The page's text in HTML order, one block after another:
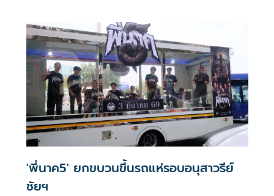
ชัย ศรีวิจิตร ชวนครอบครัวดาราสาวสุดฮอต อั้ม- พัชราภา ไชย
เชื้อ และคุณแม่สุภาพร ไชยเชื้อ รวมทั้งน้องหมาสุดน่ารักถึง 5
ตัว มาร่วมงานด้วย
'พี่นาค5' ยกขบวนขึ้นรถแห่รอบอนุสาวรีย์
ชัยฯ